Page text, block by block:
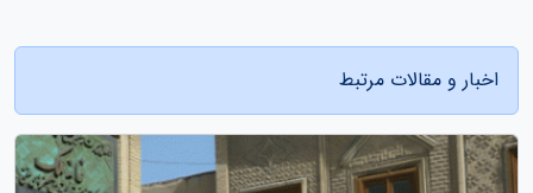
اخبار و مقالات مرتبط